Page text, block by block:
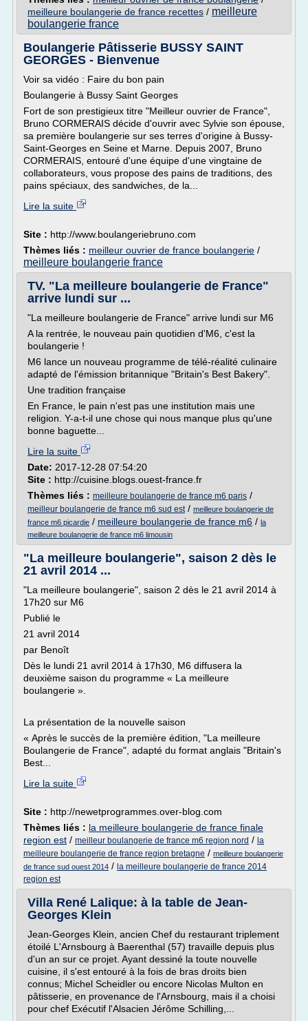
meilleure boulangerie de france recettes / meilleure
boulangerie france
Boulangerie Pâtisserie BUSSY SAINT
GEORGES - Bienvenue
Voir sa vidéo : Faire du bon pain
Boulangerie à Bussy Saint Georges
Fort de son prestigieux titre "Meilleur ouvrier de France",
Bruno CORMERAIS décide d'ouvrir avec Sylvie son épouse,
sa première boulangerie sur ses terres d'origine à Bussy-
Saint-Georges en Seine et Marne. Depuis 2007, Bruno
CORMERAIS, entouré d'une équipe d'une vingtaine de
collaborateurs, vous propose des pains de traditions, des
pains spéciaux, des sandwiches, de la...
Lire la suite
Site : http://www.boulangeriebruno.com
Thèmes liés : meilleur ouvrier de france boulangerie /
meilleure boulangerie france
TV. "La meilleure boulangerie de France"
arrive lundi sur ...
"La meilleure boulangerie de France" arrive lundi sur M6
A la rentrée, le nouveau pain quotidien d'M6, c'est la
boulangerie !
M6 lance un nouveau programme de télé-réalité culinaire
adapté de l'émission britannique "Britain's Best Bakery".
Une tradition française
En France, le pain n'est pas une institution mais une
religion. Y-a-t-il une chose qui nous manque plus qu'une
bonne baguette...
Lire la suite
Date: 2017-12-28 07:54:20
Site : http://cuisine.blogs.ouest-france.fr
Thèmes liés : meilleure boulangerie de france m6 paris /
meilleur boulangerie de france m6 sud est/ meilleure boulangerie de
france m6 picardie / meilleure boulangerie de france m6 / la
meilleure boulangerie de france m6 limousin
"La meilleure boulangerie", saison 2 dès le
21 avril 2014 ...
"La meilleure boulangerie", saison 2 dès le 21 avril 2014 à
17h20 sur M6
Publié le
21 avril 2014
par Benoît
Dès le lundi 21 avril 2014 à 17h30, M6 diffusera la
deuxième saison du programme « La meilleure
boulangerie ».
La présentation de la nouvelle saison
« Après le succès de la première édition, "La meilleure
Boulangerie de France", adapté du format anglais "Britain's
Best...
Lire la suite
Site : http://newetprogrammes.over-blog.com
Thèmes liés : la meilleure boulangerie de france finale
region est / meilleur boulangerie de france m6 region nord / la
meilleure boulangerie de france region bretagne / meilleure boulangerie
de france sud ouest 2014 / la meilleure boulangerie de france 2014
region est
Villa René Lalique: à la table de Jean-
Georges Klein
Jean-Georges Klein, ancien Chef du restaurant triplement
étoilé L'Arnsbourg à Baerenthal (57) travaille depuis plus
d'un an sur ce projet. Ayant dessiné la toute nouvelle
cuisine, il s'est entouré à la fois de bras droits bien
connus; Michel Scheidler ou encore Nicolas Multon en
pâtisserie, en provenance de l'Arnsbourg, mais il a choisi
pour chef Exécutif l'Alsacien Jérôme Schilling,...